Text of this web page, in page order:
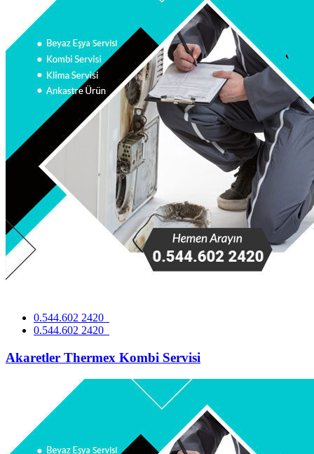
0.544.602 2420
0.544.602 2420
Akaretler Thermex Kombi Servisi